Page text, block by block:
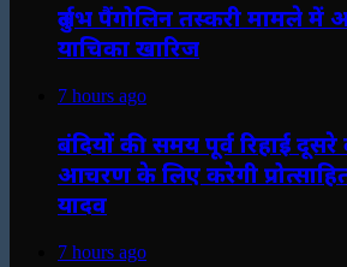
दुर्लभ पैंगोलिन तस्करी मामले में
याचिका खारिज
7 hours ago
बंदियों की समय पूर्व रिहाई
आचरण के लिए करेगी
यादव
7 hours ago